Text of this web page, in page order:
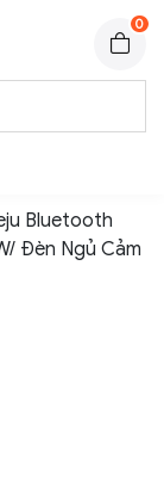
0
Bluetooth
Đèn Ngủ Cảm